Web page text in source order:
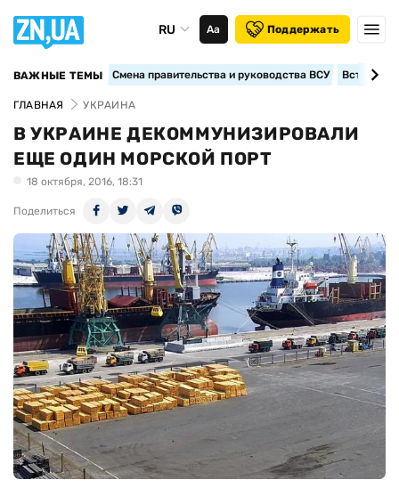
RU Аа Поддержать
ВАЖНЫЕ ТЕМЫ Смена правительства и руководства ВСУ
ГЛАВНАЯ УКРАИНА
В УКРАИНЕ ДЕКОММУНИЗИРОВАЛИ
ЕЩЕ ОДИН МОРСКОЙ ПОРТ
18 октября, 2016, 18:31
Поделиться